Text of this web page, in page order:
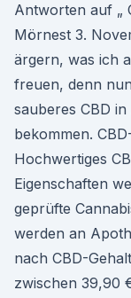
Antworten auf „
Mörnest 3.
ärgern, was ich
freuen, denn
sauberes CBD
bekommen.
Hochwertiges
Eigenschaften
geprüfte
werden an
nach CBD-
zwischen 39,90